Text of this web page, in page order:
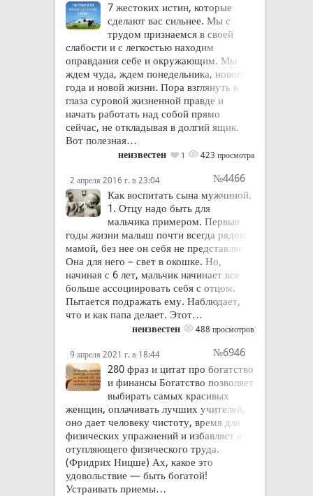
7 жестоких истин, которые
сделают вас сильнее. Мы с
трудом признаемся в своей
слабости и с легкостью находим
оправдания себе и окружающим. Мы
ждем чуда, ждем понедельника, нового
года и новой жизни. Пора взглянуть в
глаза суровой жизненной правде и
начать работать над собой прямо
сейчас, не откладывая в долгий ящик.
Вот полезная…
неизвестен 1 423 просмотра
2 апреля 2016 г. в 23:04
№4466
Как воспитать сына мужчиной.
1. Отцу надо быть для
мальчика примером. Первые
годы жизни малыш почти всегда рядом с
мамой, без нее он себя не представляет.
Она для него – свет в окошке. Но,
начиная с 6 лет, мальчик начинает все
больше ассоциировать себя с отцом.
Пытается подражать ему. Наблюдает,
что и как папа делает. Этот…
неизвестен 488 просмотров
9 апреля 2021 г. в 18:44
№6946
280 фраз и цитат про богатство
и финансы Богатство позволяет
выбирать самых красивых
женщин, оплачивать лучших учителей,
оно дает человеку чистоту, время для
физических упражнений и избавляет от
отупляющего физического труда.
(Фридрих Ницше) Ах, какое это
удовольствие — быть богатой!
Устраивать приемы…